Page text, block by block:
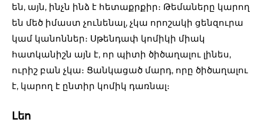
են, այն, ինչն ինձ է հետաքրքիր։ Թեմաները կարող
են մեծ իմաստ չունենալ, չկա որոշակի ցենզուրա
կամ կանոններ։ Սթենդափ կոմիկի միակ
հատկանիշն այն է, որ պիտի ծիծաղալու լինես,
ուրիշ բան չկա։ Ցանկացած մարդ, որը ծիծաղալու
է, կարող է ընտիր կոմիկ դառնալ։
Լեո